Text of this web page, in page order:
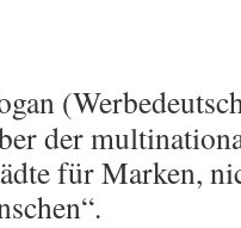
der
für Marken,